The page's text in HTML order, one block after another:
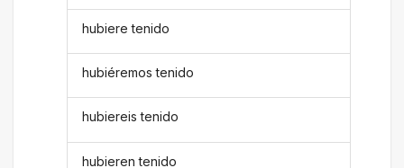
hubiere tenido
hubiéremos tenido
hubiereis tenido
hubieren tenido